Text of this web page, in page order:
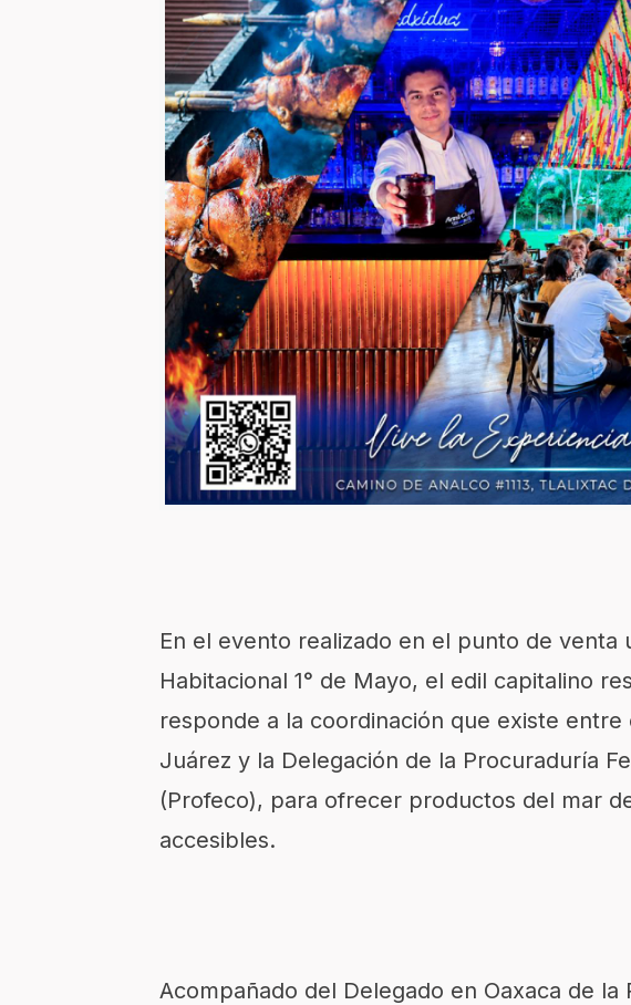
En el evento realizado en el punto de venta
Habitacional 1° de Mayo, el edil capitalino
responde a la coordinación que existe
Juárez y la Delegación de la Procuraduría
(Profeco), para ofrecer productos del mar
accesibles.
Acompañado del Delegado en Oaxaca de